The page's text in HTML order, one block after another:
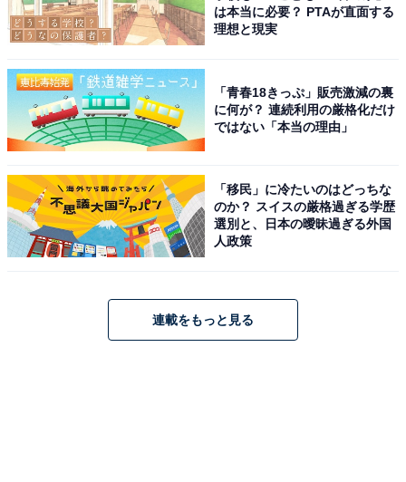
は本当に必要？ PTAが直面する
理想と現実
「青春18きっぷ」販売激減の裏
に何が？ 連続利用の厳格化だけ
ではない「本当の理由」
「移民」に冷たいのはどっちな
のか？ スイスの厳格過ぎる学歴
選別と、日本の曖昧過ぎる外国
人政策
連載をもっと見る